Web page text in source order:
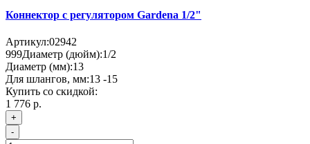
Коннектор с регулятором Gardena 1/2"
Артикул:02942
999Диаметр (дюйм):1/2
Диаметр (мм):13
Для шлангов, мм:13 -15
Купить со скидкой:
1 776 р.
+
-